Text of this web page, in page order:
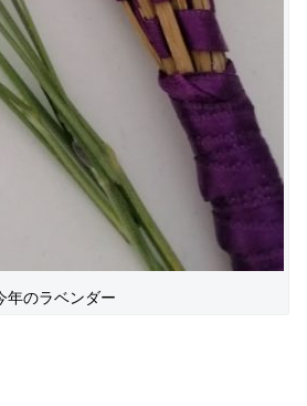
年のラベンダー